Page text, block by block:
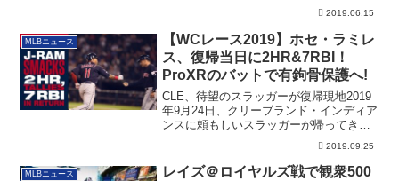
2019.06.15
MLBニュース
【WCレース2019】ホセ・ラミレ
ス、復帰当日に2HR&7RBI！
ProXRのバットで有鉤骨保護へ!
CLE、待望のスラッガーが復帰現地2019
年9月24日、クリーブランド・インディア
ンスに頼もしいスラッガーが帰ってきま
2019.09.25
MLBニュース
レイズ＠ロイヤルズ戦で観衆500